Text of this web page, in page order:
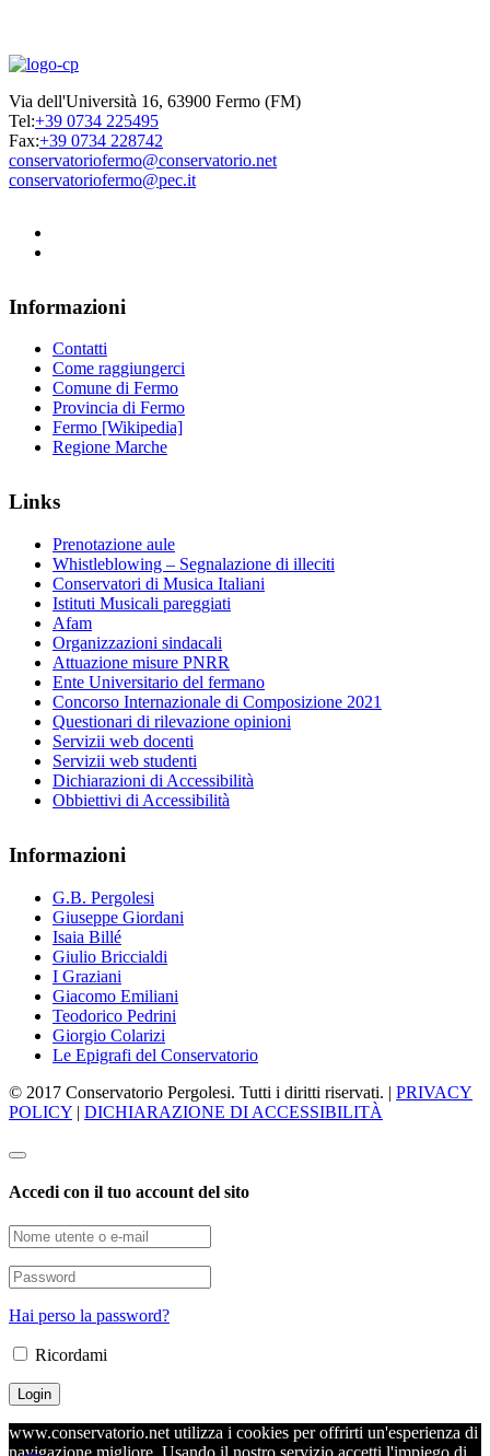
Via dell'Università 16, 63900 Fermo (FM)
Tel:+39 0734 225495
Fax:+39 0734 228742
conservatoriofermo@conservatorio.net
conservatoriofermo@pec.it
Informazioni
Contatti
Come raggiungerci
Comune di Fermo
Provincia di Fermo
Fermo [Wikipedia]
Regione Marche
Links
Prenotazione aule
Whistleblowing – Segnalazione di illeciti
Conservatori di Musica Italiani
Istituti Musicali pareggiati
Afam
Organizzazioni sindacali
Attuazione misure PNRR
Ente Universitario del fermano
Concorso Internazionale di Composizione 2021
Questionari di rilevazione opinioni
Servizii web docenti
Servizii web studenti
Dichiarazioni di Accessibilità
Obbiettivi di Accessibilità
Informazioni
G.B. Pergolesi
Giuseppe Giordani
Isaia Billé
Giulio Briccialdi
I Graziani
Giacomo Emiliani
Teodorico Pedrini
Giorgio Colarizi
Le Epigrafi del Conservatorio
© 2017 Conservatorio Pergolesi. Tutti i diritti riservati. | PRIVACY
POLICY | DICHIARAZIONE DI ACCESSIBILITÀ
Accedi con il tuo account del sito
Hai perso la password?
Ricordami
www.conservatorio.net utilizza i cookies per offrirti un'esperienza di